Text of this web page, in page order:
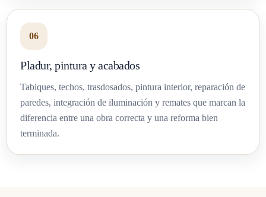
06
Pladur, pintura y acabados
Tabiques, techos, trasdosados, pintura interior, reparación de
paredes, integración de iluminación y remates que marcan la
diferencia entre una obra correcta y una reforma bien
terminada.